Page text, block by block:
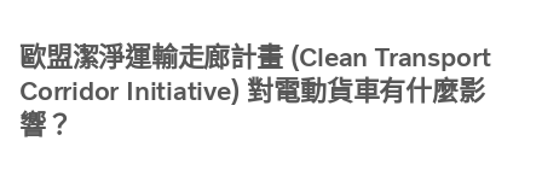
歐盟潔淨運輸走廊計畫 (Clean Transport
Corridor Initiative) 對電動貨車有什麼影
響？